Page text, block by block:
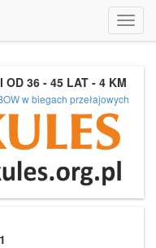
OD 36 - 45 LAT - 4 KM
w biegach przełajowych